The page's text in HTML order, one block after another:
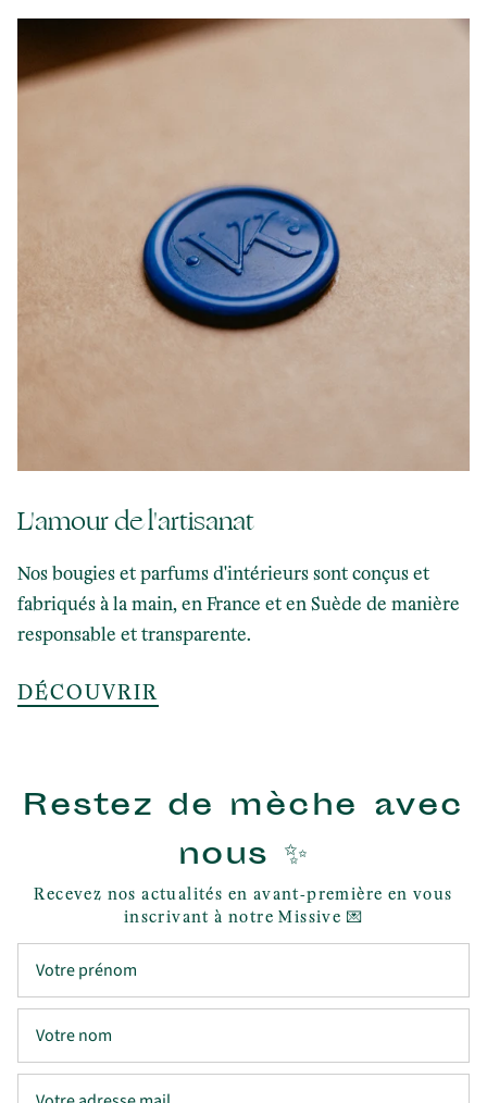
L'amour de l'artisanat
Nos bougies et parfums d'intérieurs sont conçus et
fabriqués à la main, en France et en Suède de manière
responsable et transparente.
DÉCOUVRIR
Restez de mèche avec
nous ✨
Recevez nos actualités en avant-première en vous
inscrivant à notre Missive 💌